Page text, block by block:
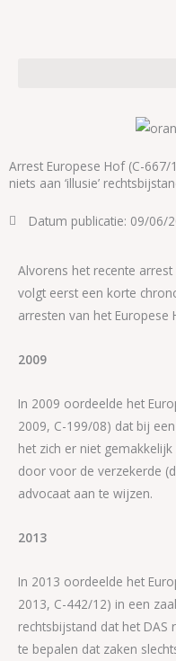
Arrest Europese Hof (C-
niets aan ‘illusie’
Datum publicatie: 09/06/
Alvorens het recente
volgt eerst een korte
arresten van het Europese
2009
In 2009 oordeelde het
2009, C-199/08) dat bij
het zich er niet
door voor de verzekerde
advocaat aan te wijzen.
2013
In 2013 oordeelde het
2013, C-442/12) in een
rechtsbijstand dat het
te bepalen dat zaken